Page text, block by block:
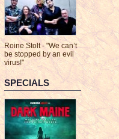
Roine Stolt - "We can’t
be stopped by an evil
virus!"
SPECIALS